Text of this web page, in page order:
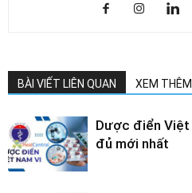
BÀI VIẾT LIÊN QUAN XEM THÊM
Dược điển Việt
đủ mới nhất